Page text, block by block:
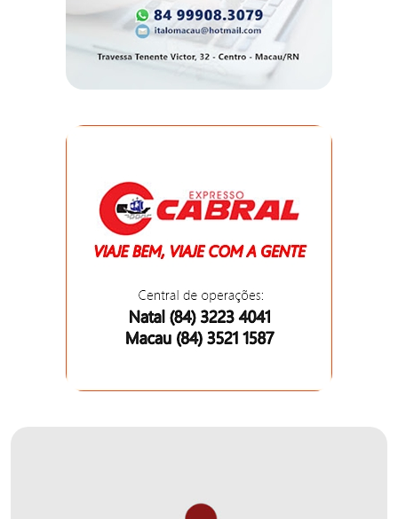
CULTURA
CURSINHO
DEMISSÕES
DESCASO
DESENVOLVIMENTO
DESENVOLVIMENTO